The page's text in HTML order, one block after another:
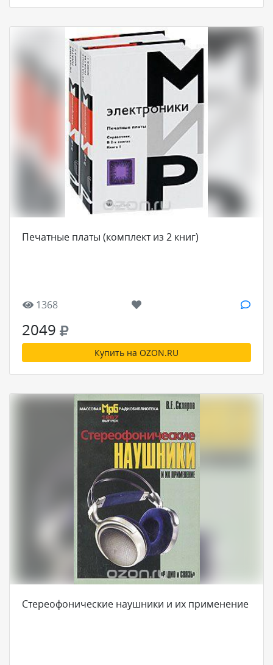
Печатные платы (комплект из 2 книг)
1368
2049
Купить на OZON.RU
Стереофонические наушники и их применение